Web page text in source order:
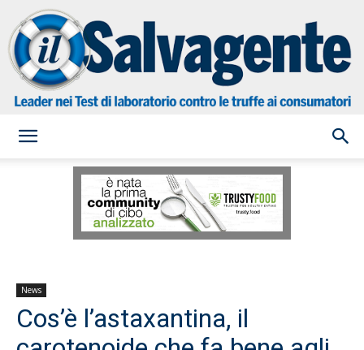
Salvagente
News
Cos’è l’astaxantina, il